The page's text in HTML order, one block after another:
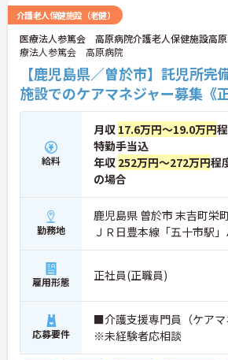
介護老人保健施設（老健）
医療法人参篤会 高原病院介護老人保健施設高
療法人参篤会 高原病院
【鹿児島県／曽於市】託児所完
施設でのケアマネジャー募集《
給料
月収 17.6万円～19.0万円
特勤手当込
年収 252万円～272万円程
の場合
勤務地
鹿児島県 曽於市 末吉町栄
ＪＲ日豊本線「五十市駅
雇用形態 正社員(正職員)
応募要件
■介護支援専門員（ケア
※未経験者応相談